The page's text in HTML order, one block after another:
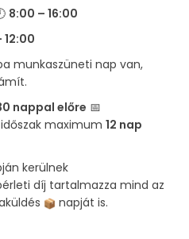
8:00 – 16:00
12:00
munkaszüneti nap van,
nappal előre 📅
maximum 12 nap
kerülnek
díj tartalmazza mind az
napját is.